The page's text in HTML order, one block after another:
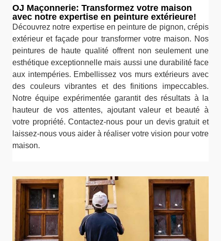
OJ Maçonnerie: Transformez votre maison
avec notre expertise en peinture extérieure!
Découvrez notre expertise en peinture de pignon, crépis
extérieur et façade pour transformer votre maison. Nos
peintures de haute qualité offrent non seulement une
esthétique exceptionnelle mais aussi une durabilité face
aux intempéries. Embellissez vos murs extérieurs avec
des couleurs vibrantes et des finitions impeccables.
Notre équipe expérimentée garantit des résultats à la
hauteur de vos attentes, ajoutant valeur et beauté à
votre propriété. Contactez-nous pour un devis gratuit et
laissez-nous vous aider à réaliser votre vision pour votre
maison.